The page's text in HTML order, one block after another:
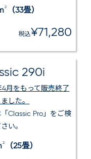
2 （33畳）
税込¥71,280
290i
4月をもって販売終了
した。
Classic Pro」をご検
い。
2 （25畳）